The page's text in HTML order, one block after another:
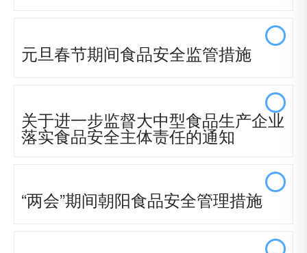
元旦春节期间食品安全监管措施
关于进一步监督大中型食品生产企业
落实食品安全主体责任的通知
“两会”期间朝阳食品安全管理措施